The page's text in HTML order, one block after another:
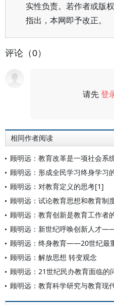
实性负责。若作者或版
指出，本网即予改正。
评论（0）
请先登
相同作者阅读
顾明远：教育改革是一项社会系
顾明远：形成全民学习终身学习
顾明远：对教育定义的思考[1]
顾明远：试论教育思想和教育制
顾明远：教育创新是教育工作者
顾明远：新世纪呼唤创新人才
顾明远：终身教育——20世纪最
顾明远：解放思想 转变观念
顾明远：21世纪民办教育面临的
顾明远：教育科学研究与教育现